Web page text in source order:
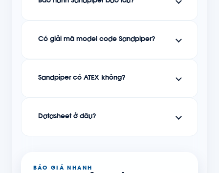
Có giải mã model code Sandpiper?
Sandpiper có ATEX không?
Datasheet ở đâu?
BÁO GIÁ NHANH